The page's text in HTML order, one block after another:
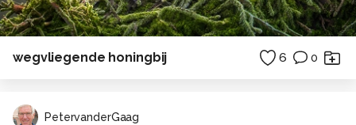
wegvliegende honingbij 6 0
PetervanderGaag